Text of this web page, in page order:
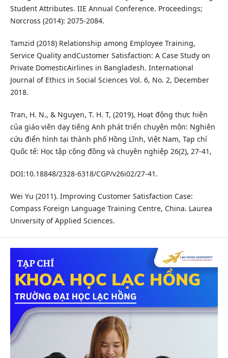
Student Attributes. IIE Annual Conference. Proceedings;
Norcross (2014): 2075-2084.
Tamzid (2018) Relationship among Employee Training,
Service Quality andCustomer Satisfaction: A Case Study on
Private DomesticAirlines in Bangladesh. International
Journal of Ethics in Social Sciences Vol. 6, No. 2, December
2018.
Tran, H. N., & Nguyen, T. H. T, (2019), Hoạt động thực hiện
của giáo viên dạy tiếng Anh phát triển chuyên môn: Nghiên
cứu điển hình tại thành phố Hồng Lĩnh, Việt Nam, Tạp chí
Quốc tế: Học tập cộng đồng và chuyên nghiệp 26(2), 27-41,
DOI:10.18848/2328-6318/CGP/v26i02/27-41.
Wei Yu (2011). Improving Customer Satisfaction Case:
Compass Foreign Language Training Centre, China. Laurea
University of Applied Sciences.